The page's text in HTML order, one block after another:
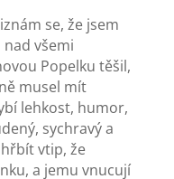
se, že jsem
všemi
Popelku těšil,
musel mít
lehkost, humor,
sychravý a
vtip, že
a jemu vnucují